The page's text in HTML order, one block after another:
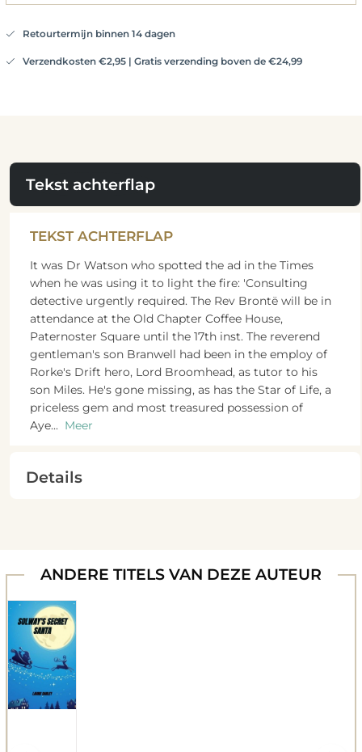
Retourtermijn binnen 14 dagen
Verzendkosten €2,95 | Gratis verzending boven de €24,99
Tekst achterflap
TEKST ACHTERFLAP
It was Dr Watson who spotted the ad in the Times
when he was using it to light the fire: 'Consulting
detective urgently required. The Rev Brontë will be in
attendance at the Old Chapter Coffee House,
Paternoster Square until the 17th inst. The reverend
gentleman's son Branwell had been in the employ of
Rorke's Drift hero, Lord Broomhead, as tutor to his
son Miles. He's gone missing, as has the Star of Life, a
priceless gem and most treasured possession of
Aye... Meer
Details
ANDERE TITELS VAN DEZE AUTEUR